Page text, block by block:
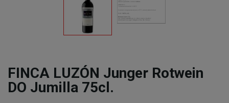
FINCA LUZÓN Junger Rotwein
DO Jumilla 75cl.